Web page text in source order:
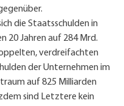
die Staatsschulden in
20 Jahren auf 284 Mrd.
verdreifachten
der Unternehmen im
auf 825 Milliarden
sind Letztere kein